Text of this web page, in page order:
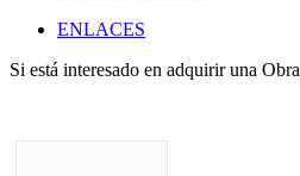
ENLACES
Si está interesado en adquirir una Obra